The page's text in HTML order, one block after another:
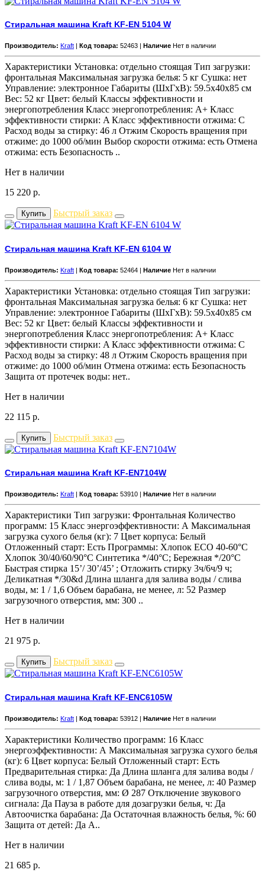
Стиральная машина Kraft KF-EN 5104 W
Производитель: Kraft Код товара: 52463 | Наличие Нет в наличии
Характеристики Установка: отдельно стоящая Тип загрузки:
фронтальная Максимальная загрузка белья: 5 кг Сушка: нет
Управление: электронное Габариты (ШxГxВ): 59.5x40x85 см
Вес: 52 кг Цвет: белый Классы эффективности и
энергопотребления Класс энергопотребления: A+ Класс
эффективности стирки: A Класс эффективности отжима: C
Расход воды за стирку: 46 л Отжим Скорость вращения при
отжиме: до 1000 об/мин Выбор скорости отжима: есть Отмена
отжима: есть Безопасность ..
Нет в наличии
15 220 р.
Купить Быстрый заказ
Стиральная машина Kraft KF-EN 6104 W
Производитель: Kraft | Код товара: 52464 | Наличие Нет в наличии
Характеристики Установка: отдельно стоящая Тип загрузки:
фронтальная Максимальная загрузка белья: 6 кг Сушка: нет
Управление: электронное Габариты (ШxГxВ): 59.5x40x85 см
Вес: 52 кг Цвет: белый Классы эффективности и
энергопотребления Класс энергопотребления: A+ Класс
эффективности стирки: A Класс эффективности отжима: C
Расход воды за стирку: 48 л Отжим Скорость вращения при
отжиме: до 1000 об/мин Отмена отжима: есть Безопасность
Защита от протечек воды: нет..
Нет в наличии
22 115 р.
Купить Быстрый заказ
Стиральная машина Kraft KF-EN7104W
Производитель: Kraft Код товара: 53910 | Наличие Нет в наличии
Характеристики Тип загрузки: Фронтальная Количество
программ: 15 Класс энергоэффективности: А Максимальная
загрузка сухого белья (кг): 7 Цвет корпуса: Белый
Отложенный старт: Есть Программы: Хлопок ECO 40-60°С
Хлопок 30/40/60/90°С Синтетика */40°С; Бережная */20°С
Быстрая стирка 15’/ 30’/45’ ; Отложить стирку 3ч/6ч/9 ч;
Деликатная */30&d Длина шланга для залива воды / слива
воды, м: 1 / 1,6 Объем барабана, не менее, л: 52 Размер
загрузочного отверстия, мм: 300 ..
Нет в наличии
21 975 р.
Купить Быстрый заказ
Стиральная машина Kraft KF-ENC6105W
Производитель: Kraft | Код товара: 53912 | Наличие Нет в наличии
Характеристики Количество программ: 16 Класс
энергоэффективности: А Максимальная загрузка сухого белья
(кг): 6 Цвет корпуса: Белый Отложенный старт: Есть
Предварительная стирка: Да Длина шланга для залива воды /
слива воды, м: 1 / 1,87 Объем барабана, не менее, л: 40 Размер
загрузочного отверстия, мм: Ø 287 Отключение звукового
сигнала: Да Пауза в работе для дозагрузки белья, ч: Да
Автоочистка барабана: Да Остаточная влажность белья, %: 60
Защита от детей: Да А..
Нет в наличии
21 685 р.